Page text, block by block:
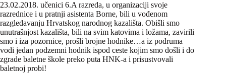
23.02.2018. učenici 6.A razreda, u organizaciji svoje
razrednice i u pratnji asistenta Borne, bili u vođenom
razgledavanju Hrvatskog narodnog kazališta. Obišli smo
unutrašnjost kazališta, bili na svim katovima i ložama, zavirili
smo i iza pozornice, prošli brojne hodnike…a iz podruma
vodi jedan podzemni hodnik ispod ceste kojim smo došli i do
zgrade baletne škole preko puta HNK-a i prisustvovali
baletnoj probi!